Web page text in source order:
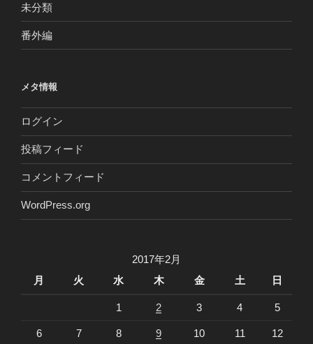
未分類
番外編
メタ情報
ログイン
投稿フィード
コメントフィード
WordPress.org
2017年2月
月
火 水 木 金 土 日
1 2 3 4 5
6 7 8 9 10 11 12